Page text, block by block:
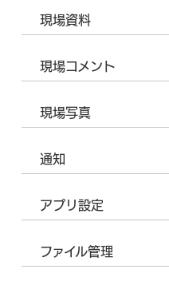
現場資料
現場コメント
現場写真
通知
アプリ設定
ファイル管理